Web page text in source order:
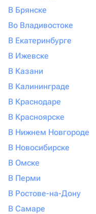
В Брянске
Во Владивостоке
В Екатеринбурге
В Ижевске
В Казани
В Калининграде
В Краснодаре
В Красноярске
В Нижнем Новгороде
В Новосибирске
В Омске
В Перми
В Ростове-на-Дону
В Самаре